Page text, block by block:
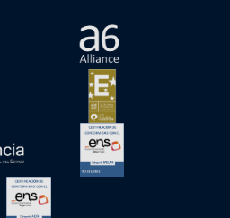
ventana nueva abre en ventana
ventana nueva abre en ventana
ventana nueva